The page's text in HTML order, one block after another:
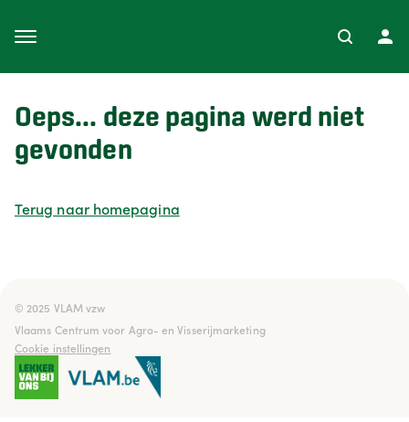
Oeps... deze pagina werd niet
gevonden
Terug naar homepagina
© 2025 VLAM vzw
Vlaams Centrum voor Agro- en Visserijmarketing
Cookie instellingen